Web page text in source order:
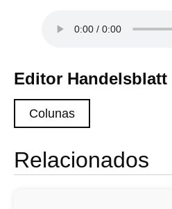
Editor Handelsblatt
Colunas
Relacionados